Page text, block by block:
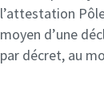
l’attestation
moyen d’une
par décret, au